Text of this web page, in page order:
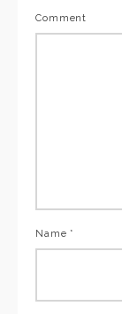
Comment
Name *